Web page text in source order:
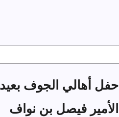
الأمير فيصل بن نواف